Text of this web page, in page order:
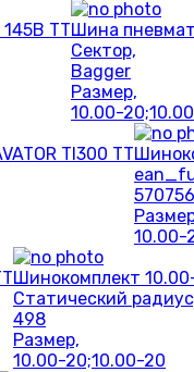
TTШина
Сектор,
Bagger
Размер,
10.00-
TI300 TT
10.00-
Шинокомплект
Статический
498
Размер,
10.00-20;10.00-20